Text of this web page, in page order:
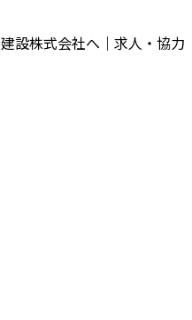
設株式会社へ｜求人・協力